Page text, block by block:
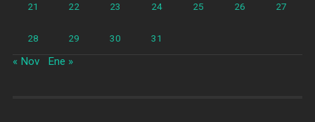
21 22 23 24 25 26 27
28 29 30 31
« Nov Ene »